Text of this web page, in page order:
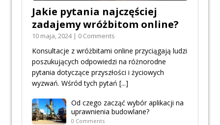
Jakie pytania najczęściej
zadajemy wróżbitom online?
10 maja, 2024 | 0 Comments
Konsultacje z wróżbitami online przyciągają ludzi
poszukujących odpowiedzi na różnorodne
pytania dotyczące przyszłości i życiowych
wyzwań. Wśród tych pytań [...]
Od czego zacząć wybór aplikacji na
uprawnienia budowlane?
0 Comments